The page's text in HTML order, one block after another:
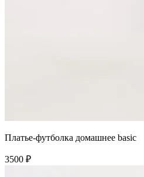
Платье-футболка домашнее basic
3500 ₽